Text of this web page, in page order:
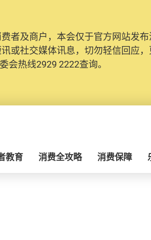
者及商户，本会仅于官方网站发
或社交媒体讯息，切勿轻信回应
会热线2929 2222查询。
教育 消费全攻略 消费保障